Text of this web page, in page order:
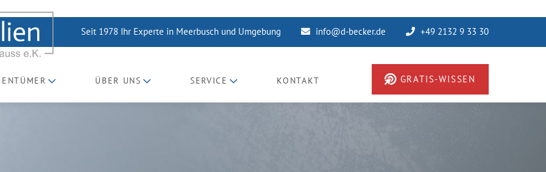
Seit 1978 Ihr Experte in Meerbusch und Umgebung info@d-becker.de +49 2132 9 33 30
ÜBER UNS SERVICE KONTAKT GRATIS-WISSEN